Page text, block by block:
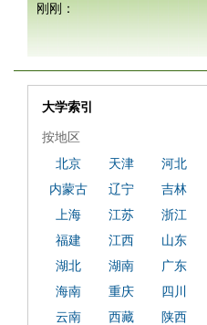
刚刚：
大学索引
按地区
北京
天津 河北
内蒙古
辽宁 吉林
上海
江苏 浙江
福建
江西 山东
湖北
湖南 广东
海南
重庆 四川
云南
西藏 陕西